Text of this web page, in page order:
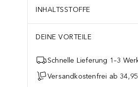
INHALTSSTOFFE
DEINE VORTEILE
Schnelle Lieferung 1–3
Versandkostenfrei ab